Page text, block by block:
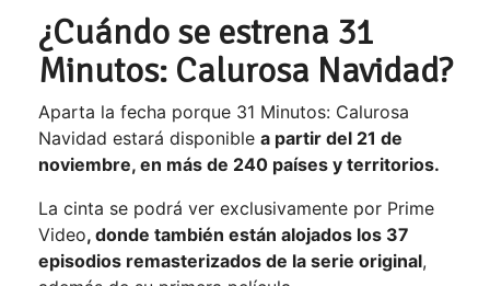
¿Cuándo se estrena 31
Minutos: Calurosa Navidad?
Aparta la fecha porque 31 Minutos: Calurosa
Navidad estará disponible a partir del 21 de
noviembre, en más de 240 países y territorios.
La cinta se podrá ver exclusivamente por Prime
Video, donde también están alojados los 37
episodios remasterizados de la serie original,